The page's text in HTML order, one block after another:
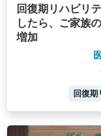
回復期リハビリ
したら、ご家族
増加
回復期